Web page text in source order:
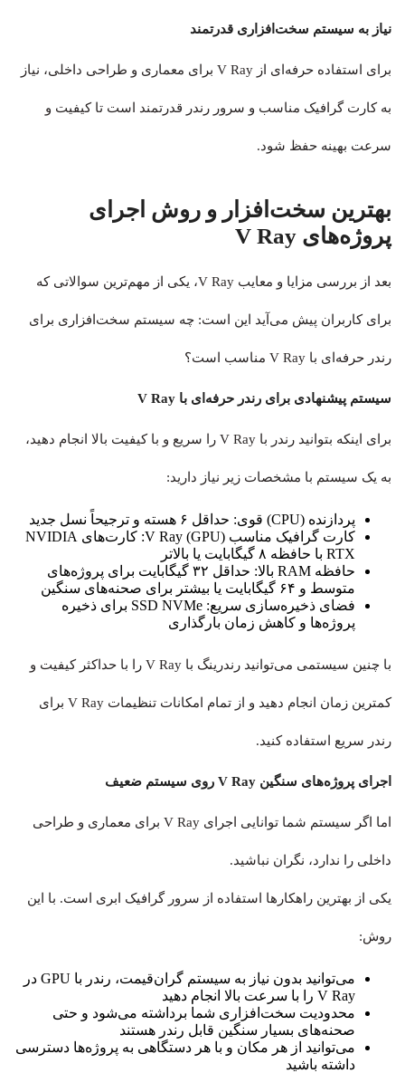
نیاز به سیستم سخت‌افزاری قدرتمند
برای استفاده حرفه‌ای از V Ray برای معماری و طراحی داخلی، نیاز
به کارت گرافیک مناسب و سرور رندر قدرتمند است تا کیفیت و
سرعت بهینه حفظ شود.
بهترین سخت‌افزار و روش اجرای
پروژه‌های V Ray
بعد از بررسی مزایا و معایب V Ray، یکی از مهم‌ترین سوالاتی که
برای کاربران پیش می‌آید این است: چه سیستم سخت‌افزاری برای
رندر حرفه‌ای با V Ray مناسب است؟
سیستم پیشنهادی برای رندر حرفه‌ای با V Ray
برای اینکه بتوانید رندر با V Ray را سریع و با کیفیت بالا انجام دهید،
به یک سیستم با مشخصات زیر نیاز دارید:
پردازنده (CPU) قوی: حداقل ۶ هسته و ترجیحاً نسل جدید
کارت گرافیک مناسب V Ray (GPU): کارت‌های NVIDIA
RTX با حافظه ۸ گیگابایت یا بالاتر
حافظه RAM بالا: حداقل ۳۲ گیگابایت برای پروژه‌های
متوسط و ۶۴ گیگابایت یا بیشتر برای صحنه‌های سنگین
فضای ذخیره‌سازی سریع: SSD NVMe برای ذخیره
پروژه‌ها و کاهش زمان بارگذاری
با چنین سیستمی می‌توانید رندرینگ با V Ray را با حداکثر کیفیت و
کمترین زمان انجام دهید و از تمام امکانات تنظیمات V Ray برای
رندر سریع استفاده کنید.
اجرای پروژه‌های سنگین V Ray روی سیستم ضعیف
اما اگر سیستم شما توانایی اجرای V Ray برای معماری و طراحی
داخلی را ندارد، نگران نباشید.
یکی از بهترین راهکارها استفاده از سرور گرافیک ابری است. با این
روش:
می‌توانید بدون نیاز به سیستم گران‌قیمت، رندر با GPU در
V Ray را با سرعت بالا انجام دهید
محدودیت سخت‌افزاری شما برداشته می‌شود و حتی
صحنه‌های بسیار سنگین قابل رندر هستند
می‌توانید از هر مکان و با هر دستگاهی به پروژه‌ها دسترسی
داشته باشید